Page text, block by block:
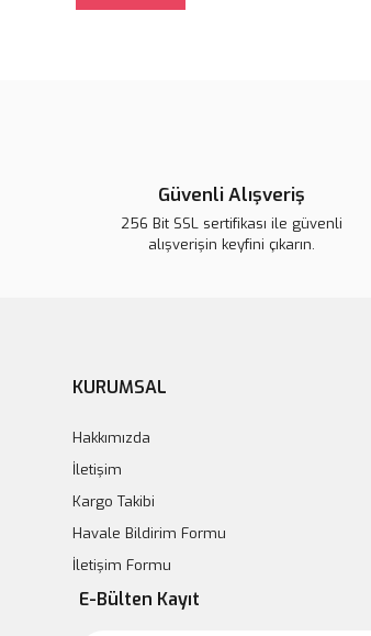
Güvenli Alışveriş
256 Bit SSL sertifikası ile güvenli
alışverişin keyfini çıkarın.
KURUMSAL
Hakkımızda
İletişim
Kargo Takibi
Havale Bildirim Formu
İletişim Formu
E-Bülten Kayıt